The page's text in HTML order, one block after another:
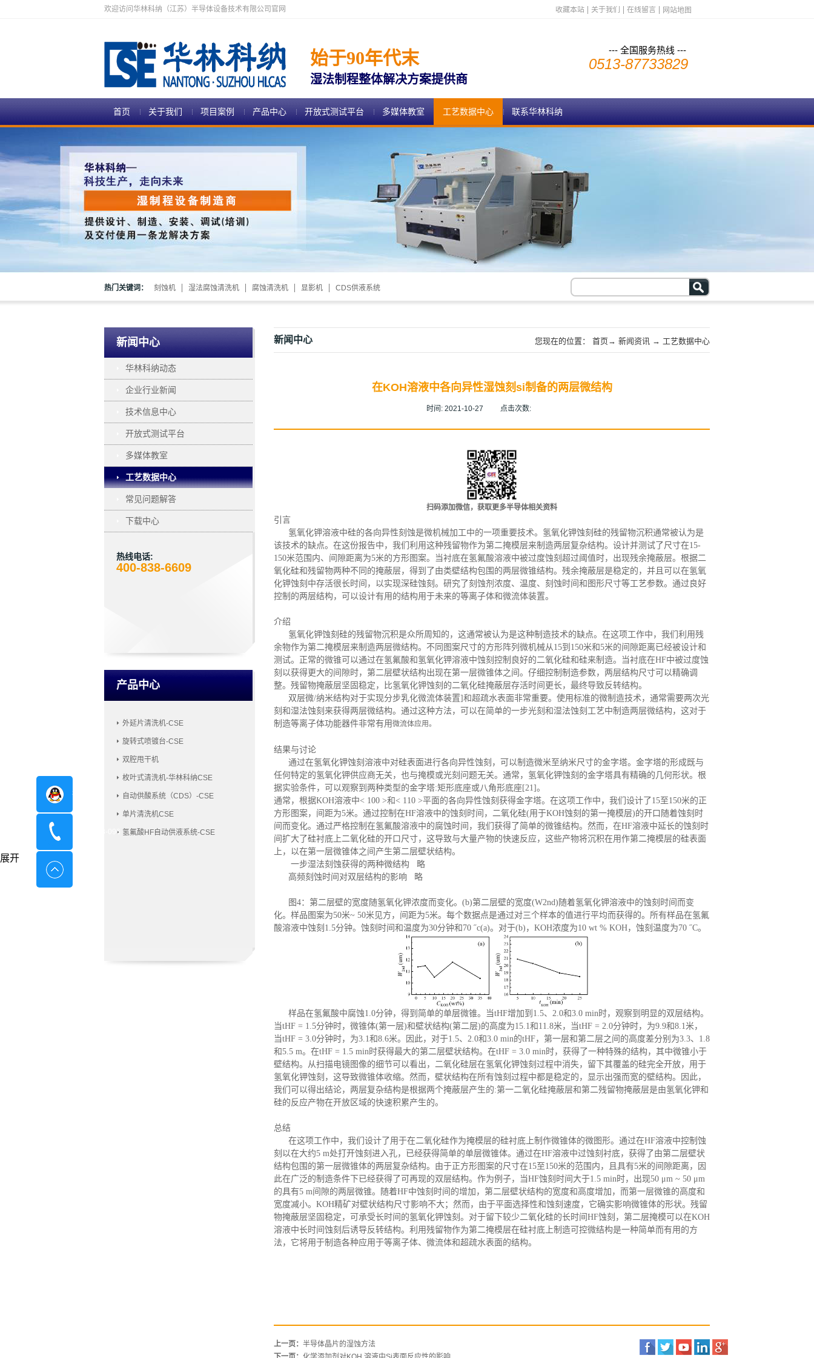
欢迎访问华林科纳（江苏）半导体设备技术有限公司官网 收藏本站 关于我们 在线留言 网站地图
始于90年代末
湿法制程整体解决方案提供商
--- 全国服务热线 ---
0513-87733829
首页 关于我们 项目案例 产品中心 开放式测试平台 多媒体教室 工艺数据中心 联系华林科纳
热门关键词： 刻蚀机 湿法腐蚀清洗机 腐蚀清洗机 显影机 CDS供液系统
新闻中心
华林科纳动态
企业行业新闻
技术信息中心
开放式测试平台
多媒体教室
工艺数据中心
常见问题解答
下载中心
热线电话:
400-838-6609
产品中心
外延片清洗机-CSE
旋转式喷镀台-CSE
双腔甩干机
枚叶式清洗机-华林科纳CSE
自动供酸系统（CDS）-CSE
单片清洗机CSE
氢氟酸HF自动供液系统-CSE
新闻中心 您现在的位置： 首页→ 新闻资讯 → 工艺数据中心
在KOH溶液中各向异性湿蚀刻si制备的两层微结构
时间: 2021-10-27 点击次数:
扫码添加微信，获取更多半导体相关资料
引言
氢氧化钾溶液中硅的各向异性刻蚀是微机械加工中的一项重要技术。氢氧化钾蚀刻硅的残留物沉积通常被认为是
该技术的缺点。在这份报告中，我们利用这种残留物作为第二掩模层来制造两层复杂结构。设计并测试了尺寸在15-
150米范围内、间隙距离为5米的方形图案。当衬底在氢氟酸溶液中被过度蚀刻超过阈值时，出现残余掩蔽层。根据二
氧化硅和残留物两种不同的掩蔽层，得到了由类壁结构包围的两层微锥结构。残余掩蔽层是稳定的，并且可以在氢氧
化钾蚀刻中存活很长时间，以实现深硅蚀刻。研究了刻蚀剂浓度、温度、刻蚀时间和图形尺寸等工艺参数。通过良好
控制的两层结构，可以设计有用的结构用于未来的等离子体和微流体装置。
介绍
氢氧化钾蚀刻硅的残留物沉积是众所周知的，这通常被认为是这种制造技术的缺点。在这项工作中，我们利用残
余物作为第二掩模层来制造两层微结构。不同图案尺寸的方形阵列微机械从 15到150米和5米的间隙距离已经被设计和
测试。正常的微锥可以通过在氢氟酸和氢氧化钾溶液中蚀刻控制良好的二氧化硅和硅来制造。当衬底在HF中被过度蚀
刻以获得更大的间隙时，第二层壁状结构出现在第一层微锥体之间。仔细控制制造参数，两层结构尺寸可以精确调
整。残留物掩蔽层坚固稳定，比氢氧化钾蚀刻的二氧化硅掩蔽层存活时间更长，最终导致反转结构。
双层微/纳米结构对于实现分步乳化微流体装置]和超疏水表面非常重要。使用标准的微制造技术，通常需要两次光
刻和湿法蚀刻来获得两层微结构。通过这种方法，可以在简单的一步光刻和湿法蚀刻工艺中制造两层微结构，这对于
制造等离子体功能器件非常有用微流体应用。
结果与讨论
通过在氢氧化钾蚀刻溶液中对硅表面进行各向异性蚀刻，可以制造微米至纳米尺寸的金字塔。金字塔的形成既与
任何特定的氢氧化钾供应商无关，也与掩模或光刻问题无关。通常，氢氧化钾蚀刻的金字塔具有精确的几何形状。根
据实验条件，可以观察到两种类型的金字塔:矩形底座或八角形底座[21]。
通常，根据KOH溶液中< 100 >和< 110 >平面的各向异性蚀刻获得金字塔。在这项工作中，我们设计了15至150米的正
方形图案，间距为5米。通过控制在HF溶液中的蚀刻时间，二氧化硅(用于KOH蚀刻的第一掩模层)的开口随着蚀刻时
间而变化。通过严格控制在氢氟酸溶液中的腐蚀时间，我们获得了简单的微锥结构。然而，在HF溶液中延长的蚀刻时
间扩大了硅衬底上二氧化硅的开口尺寸，这导致与大量产物的快速反应，这些产物将沉积在用作第二掩模层的硅表面
上，以在第一层微锥体之间产生第二层壁状结构。
一步湿法刻蚀获得的两种微结构 略
高频刻蚀时间对双层结构的影响 略
图4：第二层壁的宽度随氢氧化钾浓度而变化。(b)第二层壁的宽度(W2nd)随着氢氧化钾溶液中的蚀刻时间而变
化。样品图案为50米~ 50米见方，间距为5米。每个数据点是通过对三个样本的值进行平均而获得的。所有样品在氢氟
酸溶液中蚀刻1.5分钟。蚀刻时间和温度为30分钟和70 ˝c(a)。对于(b)，KOH浓度为10 wt % KOH，蚀刻温度为70 ˝C。
样品在氢氟酸中腐蚀1.0分钟，得到简单的单层微锥。当tHF增加到1.5、2.0和3.0 min时，观察到明显的双层结构。
当tHF = 1.5分钟时，微锥体(第一层)和壁状结构(第二层)的高度为15.1和11.8米，当tHF = 2.0分钟时，为9.9和8.1米，
当tHF = 3.0分钟时，为3.1和8.6米。因此，对于1.5、2.0和3.0 min的tHF，第一层和第二层之间的高度差分别为3.3、1.8
和5.5 m。在tHF = 1.5 min时获得最大的第二层壁状结构。在tHF = 3.0 min时，获得了一种特殊的结构，其中微锥小于
壁结构。从扫描电镜图像的细节可以看出，二氧化硅层在氢氧化钾蚀刻过程中消失，留下其覆盖的硅完全开放，用于
氢氧化钾蚀刻，这导致微锥体收缩。然而，壁状结构在所有蚀刻过程中都是稳定的，显示出强而宽的壁结构。因此，
我们可以得出结论，两层复杂结构是根据两个掩蔽层产生的:第一二氧化硅掩蔽层和第二残留物掩蔽层是由氢氧化钾和
硅的反应产物在开放区域的快速积累产生的。
总结
在这项工作中，我们设计了用于在二氧化硅作为掩模层的硅衬底上制作微锥体的微图形。通过在HF溶液中控制蚀
刻以在大约5 m处打开蚀刻进入孔，已经获得简单的单层微锥体。通过在HF溶液中过蚀刻衬底，获得了由第二层壁状
结构包围的第一层微锥体的两层复杂结构。由于正方形图案的尺寸在15至150米的范围内，且具有5米的间隙距离，因
此在广泛的制造条件下已经获得了可再现的双层结构。作为例子，当HF蚀刻时间大于1.5 min时，出现50 μm ~ 50 μm
的具有5 m间隙的两层微锥。随着HF中蚀刻时间的增加，第二层壁状结构的宽度和高度增加，而第一层微锥的高度和
宽度减小。KOH精矿对壁状结构尺寸影响不大；然而，由于平面选择性和蚀刻速度，它确实影响微锥体的形状。残留
物掩蔽层坚固稳定，可承受长时间的氢氧化钾蚀刻。对于留下较少二氧化硅的长时间HF蚀刻，第二层掩模可以在KOH
溶液中长时间蚀刻后诱导反转结构。利用残留物作为第二掩模层在硅衬底上制造可控微结构是一种简单而有用的方
法，它将用于制造各种应用于等离子体、微流体和超疏水表面的结构。
上一页： 半导体晶片的湿蚀方法
在线咨询
400-8798-096
展开